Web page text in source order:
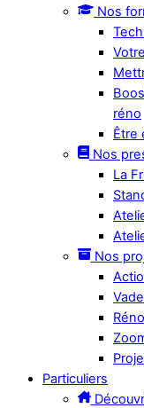
Nos
réno
Être
Nos
La
Nos
Particuliers